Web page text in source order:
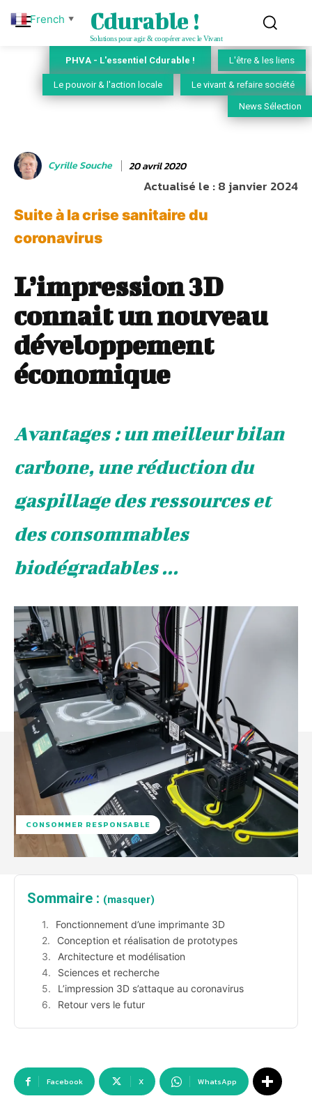
Cdurable !
Solutions pour agir & coopérer avec le Vivant
PHVA - L'essentiel Cdurable ! L'être & les liens
Le pouvoir & l'action locale Le vivant & refaire société
News Sélection
Cyrille Souche 20 avril 2020
Actualisé le :8 janvier 2024
Suite à la crise sanitaire du
coronavirus
L’impression 3D
connait un nouveau
développement
économique
Avantages : un meilleur bilan
carbone, une réduction du
gaspillage des ressources et
des consommables
biodégradables ...
CONSOMMER RESPONSABLE
Sommaire : (masquer)
Fonctionnement d’une imprimante 3D
Conception et réalisation de prototypes
Architecture et modélisation
Sciences et recherche
L’impression 3D s’attaque au coronavirus
Retour vers le futur
Facebook X WhatsApp
French ▼